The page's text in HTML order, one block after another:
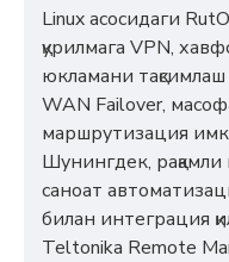
Linux асосидаги
қурилмага VPN,
юкламани
WAN Failover,
маршрутизация
Шунингдек,
саноат
билан интеграция
Teltonika Remote